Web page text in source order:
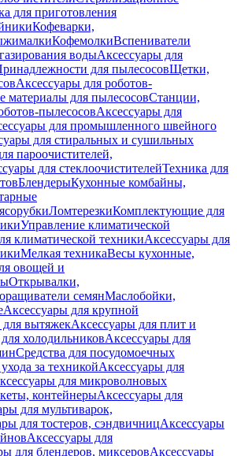
для приготовления
Кофеварки,
КофемолкиВспениватели
водыАксессуары для
для пылесосовЩетки,
Аксессуары для роботов-
материалы для пылесосовСтанции,
пылесосовАксессуары для
для промышленного швейного
для стиральных и сушильных
пароочистителей,
для стеклоочистителейТехника для
БлендерыКухонные комбайны,
ЛомтерезкиКомплектующие для
Управление климатической
климатической техникиАксессуары для
Мелкая техникаВесы кухонные,
овощей и
Открывалки,
семянМаслобойки,
Аксессуары для крупной
вытяжекАксессуары для плит и
холодильниковАксессуары для
Средства для посудомоечных
за техникойАксессуары для
для микроволновых
контейнерыАксессуары для
для мультиварок,
для тостеров, сэндвичницАксессуары
Аксессуары для
для блендеров, миксеровАксессуары